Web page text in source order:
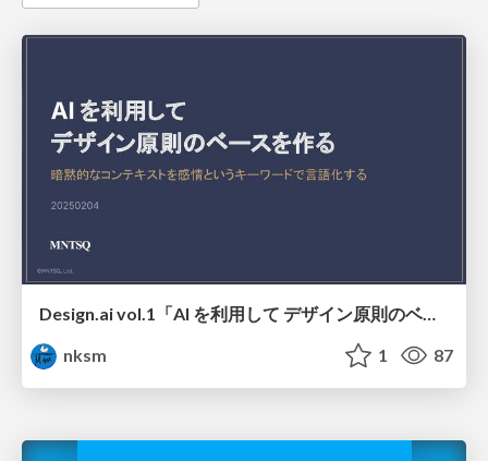
Design.ai vol.1「AI を利用して デザイン原則のベースを作る」
nksm
1 87